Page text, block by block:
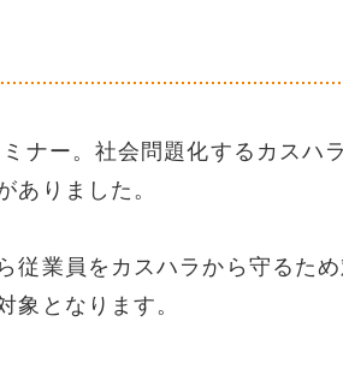
ナー。社会問題化するカスハ
ありました。
従業員をカスハラから守るた
象となります。